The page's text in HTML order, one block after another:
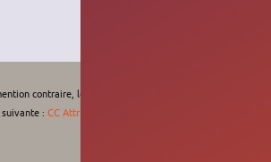
contraire, le contenu de ce wiki est placé sous les
: CC Attribution-Noncommercial-Share Alike 4.0